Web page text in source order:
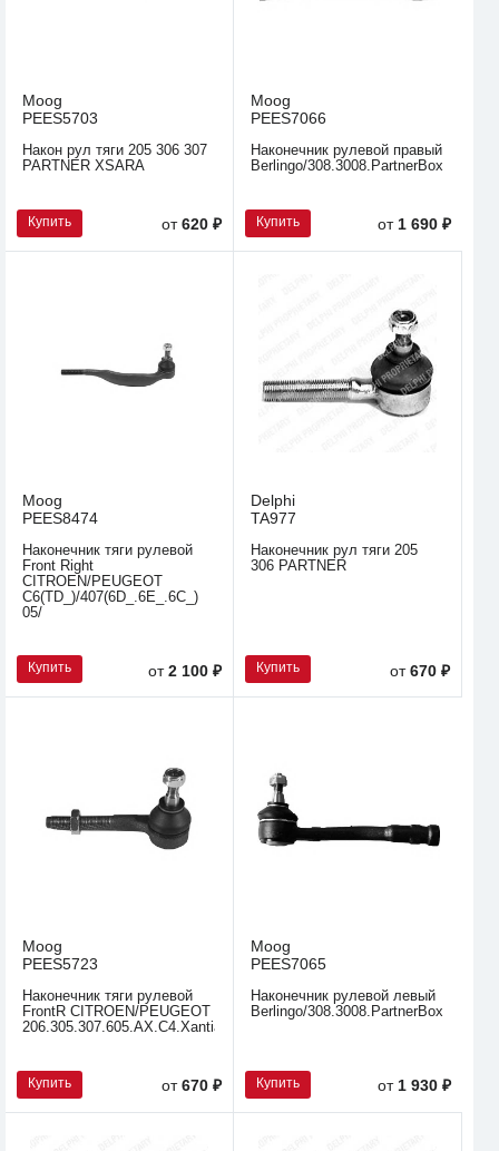
Moog
PEES5703
Након рул тяги 205 306 307
PARTNER XSARA
Купить от620 ₽
Moog
PEES7066
Наконечник рулевой правый
Berlingo/308.3008.PartnerBox
Купить от1 690 ₽
Moog
PEES8474
Наконечник тяги рулевой
Front Right
CITROEN/PEUGEOT
C6(TD_)/407(6D_.6E_.6C_)
05/
Купить от2 100 ₽
Delphi
TA977
Наконечник рул тяги 205
306 PARTNER
Купить от670 ₽
Moog
PEES5723
Наконечник тяги рулевой
FrontR CITROEN/PEUGEOT
206.305.307.605.AX.C4.Xantia.
Купить от670 ₽
Moog
PEES7065
Наконечник рулевой левый
Berlingo/308.3008.PartnerBox.
Купить от1 930 ₽